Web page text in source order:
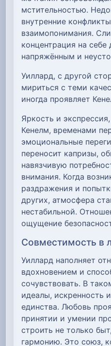
мстительностью.
внутренние
взаимопонимания.
концентрация на
напряжённым и
Уиллард, с другой
мириться с теми
иногда проявляет
Яркость и
Кенелм, временами
эмоциональные
переносит капризы,
навязчивую
внимания. Когда
раздражения и
других, атмосфера
нестабильной.
ощущение
Совместимость в
Уиллард наполняет
вдохновением и
сочувствовать. В
идеалы, искренность
единства. Любовь
принятии и умении
строить не только
гармонию. Это союз,